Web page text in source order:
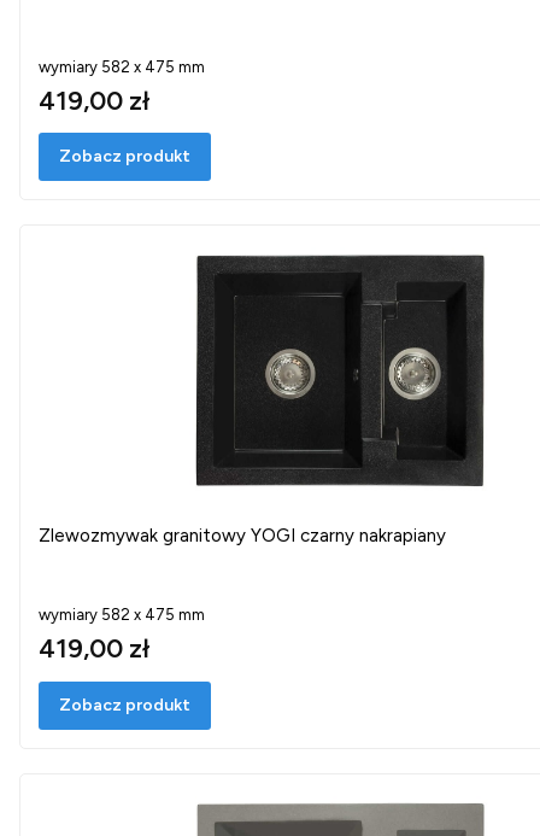
wymiary 582 x 475 mm
419,00 zł
Zobacz produkt
Zlewozmywak granitowy YOGI czarny nakrapiany
wymiary 582 x 475 mm
419,00 zł
Zobacz produkt